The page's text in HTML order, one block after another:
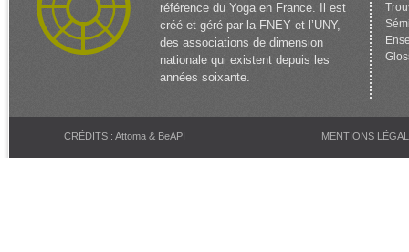
référence du Yoga en France. Il est
créé et géré par la FNEY et l’UNY,
des associations de dimension
nationale qui existent depuis les
années soixante.
CRÉDITS : Attoma & BeAPI MENTIONS